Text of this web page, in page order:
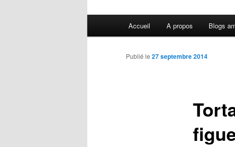
Accueil A propos Blogs
Publié le 27 septembre 2014